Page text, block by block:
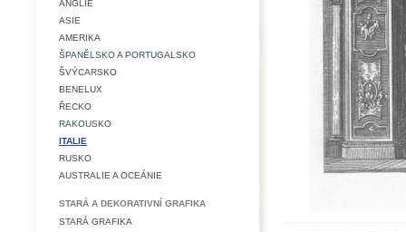
ANGLIE
ASIE
AMERIKA
ŠPANĚLSKO A PORTUGALSKO
ŠVÝCARSKO
BENELUX
ŘECKO
RAKOUSKO
ITALIE
RUSKO
AUSTRALIE A OCEÁNIE
STARÁ A DEKORATIVNÍ GRAFIKA
STARÁ GRAFIKA